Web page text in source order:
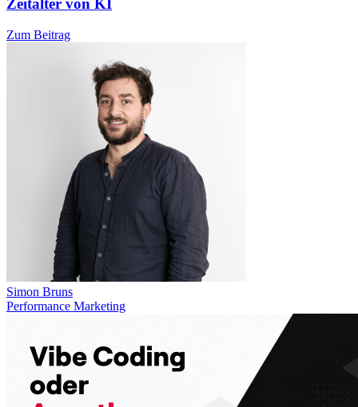
Zeitalter von KI
Zum Beitrag
Simon Bruns
Performance Marketing